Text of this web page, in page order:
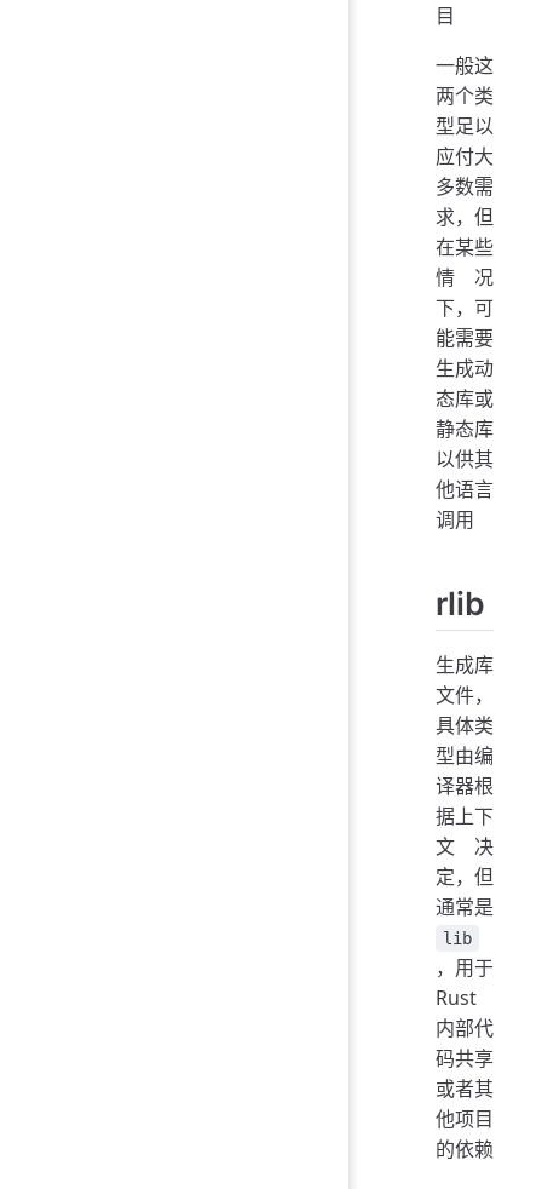
目
一般这
两个类
型足以
应付大
多数需
求，但
在某些
情况
下，可
能需要
生成动
态库或
静态库
以供其
他语言
调用
rlib
生成库
文件，
具体类
型由编
译器根
据上下
文决
定，但
通常是
lib
，用于
Rust
内部代
码共享
或者其
他项目
的依赖